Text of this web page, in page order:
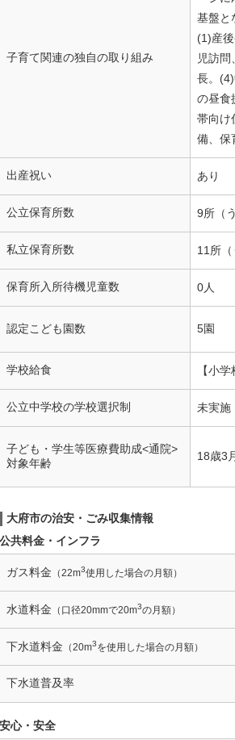
子育て関連の独自の取り組み
基盤と
(1)産
児訪
長。
の昼食
帯向け
備、保
出産祝い あり
公立保育所数 9所（
私立保育所数 11所（
保育所入所待機児童数 0人
認定こども園数 5園
学校給食 【小
公立中学校の学校選択制 未実施
子ども・学生等医療費助成<通院>
対象年齢
18歳3
大府市の治安・ごみ収集情報
公共料金・インフラ
ガス料金 （22m3使用した場合の月額）
水道料金 （口径20mmで20m3の月額）
下水道料金 （20m3を使用した場合の月額）
下水道普及率
安心・安全